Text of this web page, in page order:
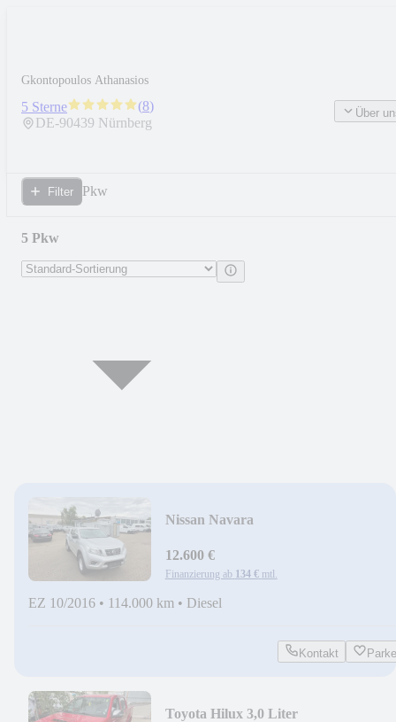
Gkontopoulos Athanasios
5 Sterne (8)
DE-90439 Nürnberg
Über
Filter Pkw
5 Pkw
Nissan Navara
12.600 €
Finanzierung ab 134 € mtl.
EZ 10/2016 • 114.000 km • Diesel
Kontakt
Toyota Hilux 3,0 Liter